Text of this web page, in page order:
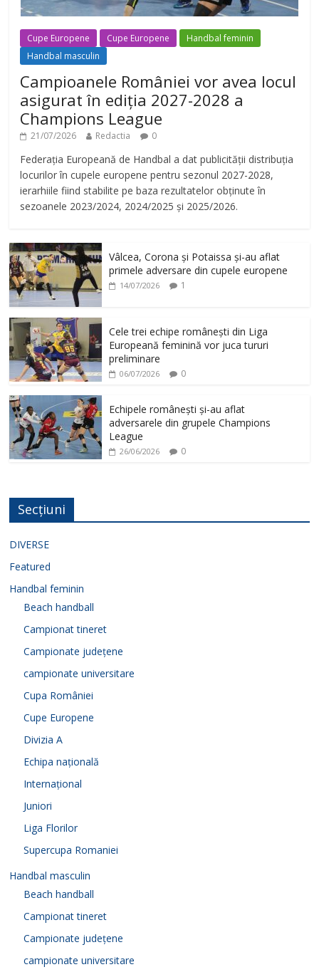
Cupe Europene Cupe Europene
Handbal feminin
Handbal masculin
Campioanele României vor avea locul
asigurat în ediția 2027-2028 a
Champions League
21/07/2026 Redactia 0
Federația Europeană de Handbal a dat publicității distribuția
locurilor în cupele europene pentru sezonul 2027-2028,
ierarhiile fiind stabilite pe baza rezultatelor obținute în
sezoanele 2023/2024, 2024/2025 și 2025/2026.
Vâlcea, Corona și Potaissa și-au aflat
primele adversare din cupele europene
14/07/2026 1
Cele trei echipe românești din Liga
Europeană feminină vor juca tururi
preliminare
06/07/2026 0
Echipele românești și-au aflat
adversarele din grupele Champions
League
26/06/2026 0
Secțiuni
DIVERSE
Featured
Handbal feminin
Beach handball
Campionat tineret
Campionate județene
campionate universitare
Cupa României
Cupe Europene
Divizia A
Echipa națională
Internațional
Juniori
Liga Florilor
Supercupa Romaniei
Handbal masculin
Beach handball
Campionat tineret
Campionate județene
campionate universitare